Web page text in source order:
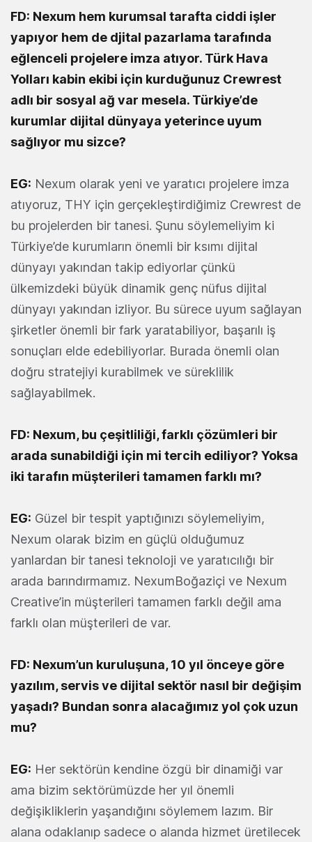
FD: Nexum hem kurumsal tarafta ciddi işler
yapıyor hem de djital pazarlama tarafında
eğlenceli projelere imza atıyor. Türk Hava
Yolları kabin ekibi için kurduğunuz Crewrest
adlı bir sosyal ağ var mesela. Türkiye’de
kurumlar dijital dünyaya yeterince uyum
sağlıyor mu sizce?
EG: Nexum olarak yeni ve yaratıcı projelere imza
atıyoruz, THY için gerçekleştirdiğimiz Crewrest de
bu projelerden bir tanesi. Şunu söylemeliyim ki
Türkiye’de kurumların önemli bir ksımı dijital
dünyayı yakından takip ediyorlar çünkü
ülkemizdeki büyük dinamik genç nüfus dijital
dünyayı yakından izliyor. Bu sürece uyum sağlayan
şirketler önemli bir fark yaratabiliyor, başarılı iş
sonuçları elde edebiliyorlar. Burada önemli olan
doğru stratejiyi kurabilmek ve süreklilik
sağlayabilmek.
FD: Nexum, bu çeşitliliği, farklı çözümleri bir
arada sunabildiği için mi tercih ediliyor? Yoksa
iki tarafın müşterileri tamamen farklı mı?
EG: Güzel bir tespit yaptığınızı söylemeliyim,
Nexum olarak bizim en güçlü olduğumuz
yanlardan bir tanesi teknoloji ve yaratıcılığı bir
arada barındırmamız. NexumBoğaziçi ve Nexum
Creative’in müşterileri tamamen farklı değil ama
farklı olan müşterileri de var.
FD: Nexum’un kuruluşuna, 10 yıl önceye göre
yazılım, servis ve dijital sektör nasıl bir değişim
yaşadı? Bundan sonra alacağımız yol çok uzun
mu?
EG: Her sektörün kendine özgü bir dinamiği var
ama bizim sektörümüzde her yıl önemli
değişikliklerin yaşandığını söylemem lazım. Bir
alana odaklanıp sadece o alanda hizmet üretilecek